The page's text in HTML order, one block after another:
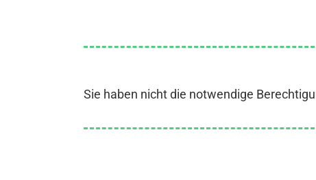
Sie haben nicht die notwendige